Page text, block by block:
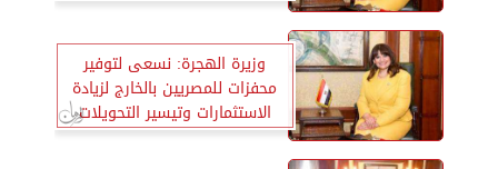
وزيرة الهجرة: نسعى لتوفير
محفزات للمصريين بالخارج لزيادة
الاستثمارات وتيسير التحويلات